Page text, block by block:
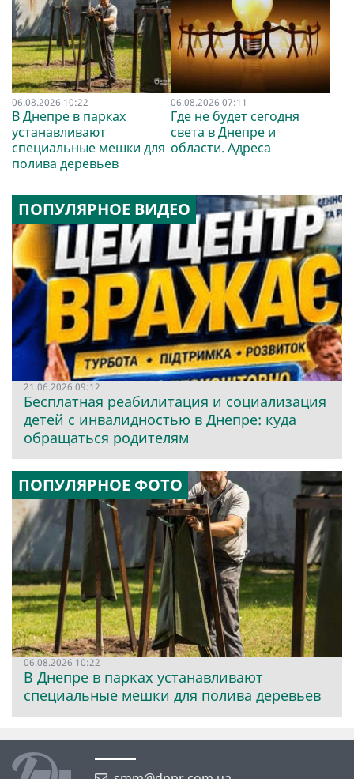
06.08.2026 10:22
В Днепре в парках
устанавливают
специальные мешки для
полива деревьев
06.08.2026 07:11
Где не будет сегодня
света в Днепре и
области. Адреса
ПОПУЛЯРНОЕ ВИДЕО
21.06.2026 09:12
Бесплатная реабилитация и социализация
детей с инвалидностью в Днепре: куда
обращаться родителям
ПОПУЛЯРНОЕ ФОТО
06.08.2026 10:22
В Днепре в парках устанавливают
специальные мешки для полива деревьев